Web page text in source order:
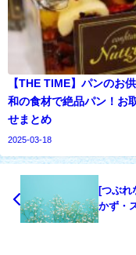
【THE TIME】パンのお供
和の食材で絶品パン！お
せまとめ
2025-03-18
[つぶれ
かず・